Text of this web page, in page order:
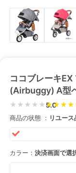
ココブレーキ
(Airbuggy) A型
★★★★★5.0
商品の状態 ： リユース
カラー： 決済画面で選